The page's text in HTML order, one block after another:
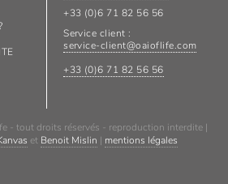
+33 (0)6 71 82 56 56
Service client :
service-client@oaioflife.com
+33 (0)6 71 82 56 56
- tout droits réservés - reproduction interdite |
et Benoit Mislin | mentions légales